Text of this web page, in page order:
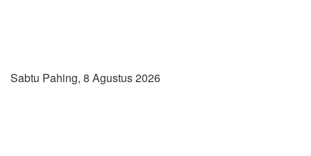
Sabtu Pahing, 8 Agustus 2026